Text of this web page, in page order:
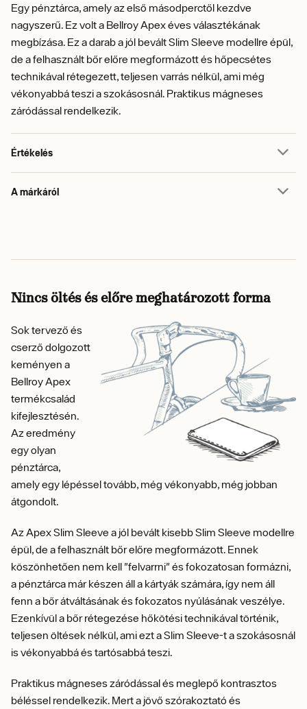
Egy pénztárca, amely az első másodperctől kezdve
nagyszerű. Ez volt a Bellroy Apex éves választékának
megbízása. Ez a darab a jól bevált Slim Sleeve modellre épül,
de a felhasznált bőr előre megformázott és hőpecsétes
technikával rétegezett, teljesen varrás nélkül, ami még
vékonyabbá teszi a szokásosnál. Praktikus mágneses
záródással rendelkezik.
Értékelés
A márkáról
Nincs öltés és előre meghatározott forma
Sok tervező és
cserző dolgozott
keményen a
Bellroy Apex
termékcsalád
kifejlesztésén.
Az eredmény
egy olyan
pénztárca,
amely egy lépéssel tovább, még vékonyabb, még jobban
átgondolt.
Az Apex Slim Sleeve a jól bevált kisebb Slim Sleeve modellre
épül, de a felhasznált bőr előre megformázott. Ennek
köszönhetően nem kell "felvarrni" és fokozatosan formázni,
a pénztárca már készen áll a kártyák számára, így nem áll
fenn a bőr átváltásának és fokozatos nyúlásának veszélye.
Ezenkívül a bőr rétegezése hőkötési technikával történik,
teljesen öltések nélkül, ami ezt a Slim Sleeve-t a szokásosnál
is vékonyabbá és tartósabbá teszi.
Praktikus mágneses záródással és meglepő kontrasztos
béléssel rendelkezik. Mert a jövő szórakoztató és